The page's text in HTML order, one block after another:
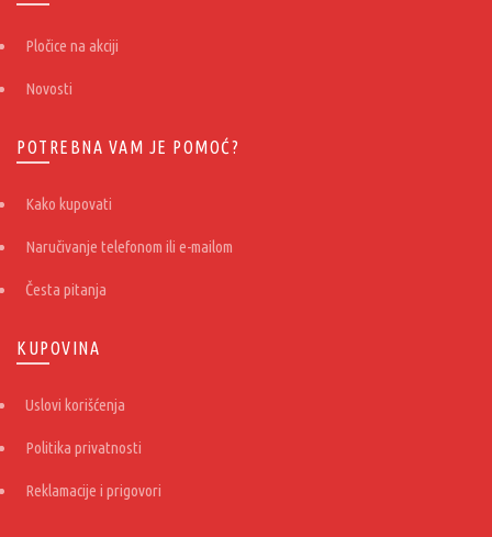
Pločice na akciji
Novosti
POTREBNA VAM JE POMOĆ?
Kako kupovati
Naručivanje telefonom ili e-mailom
Česta pitanja
KUPOVINA
Uslovi korišćenja
Politika privatnosti
Reklamacije i prigovori